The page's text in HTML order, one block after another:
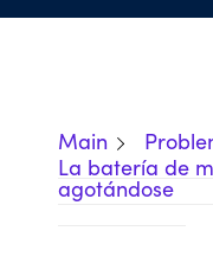
Main
La batería de
agotándose